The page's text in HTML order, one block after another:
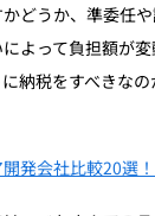
どうか、準委任や
よって負担額が
納税をすべきな
発会社比較20選